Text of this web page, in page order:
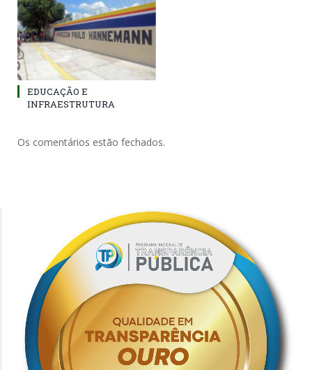
EDUCAÇÃO E
INFRAESTRUTURA
Os comentários estão fechados.